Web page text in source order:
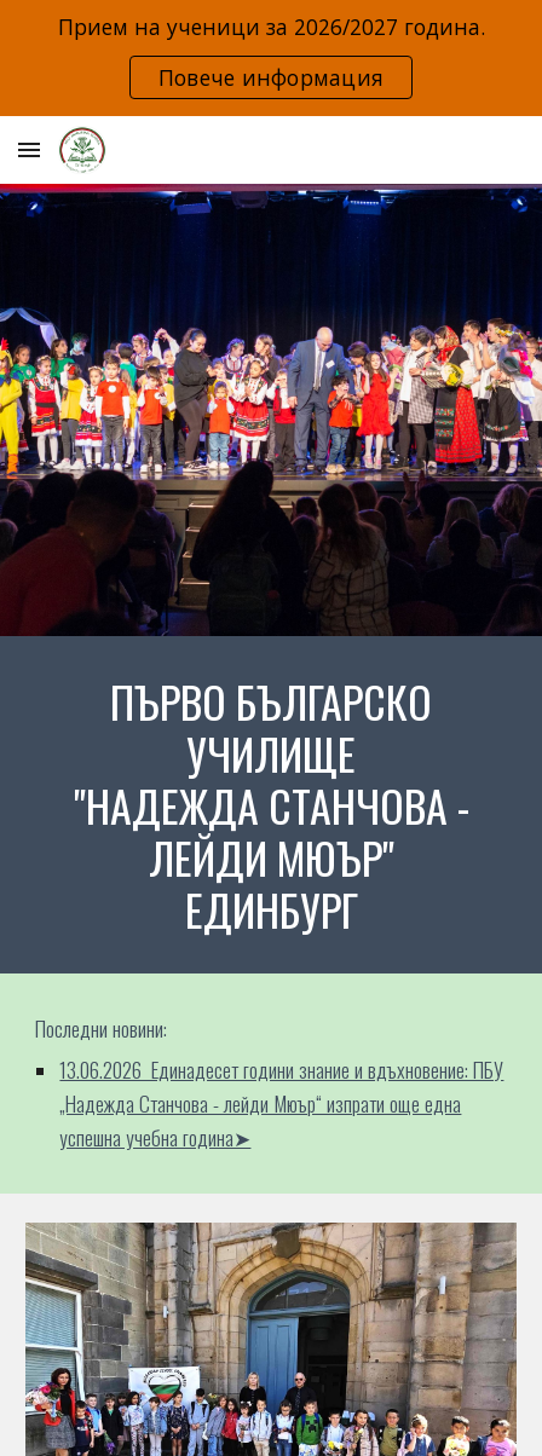
Skip to main content Skip to navigation
Прием на ученици за 2026/2027 година.
Повече информация
ПЪРВО БЪЛГАРСКО
УЧИЛИЩЕ
"НАДЕЖДА СТАНЧОВА -
ЛЕЙДИ МЮЪР"
ЕДИНБУРГ
Последни новини:
13.06.2026 Единадесет години знание и вдъхновение: ПБУ
„Надежда Станчова - лейди Мюър“ изпрати още една
успешна учебна година➤